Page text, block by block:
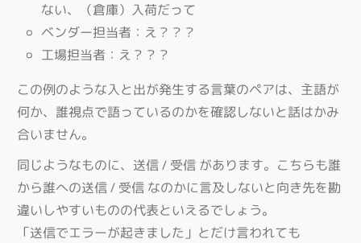
ない、（倉庫）入荷だって
ベンダー担当者：え？？？
工場担当者：え？？？
この例のような入と出が発生する言葉のペアは、主語が
何か、誰視点で語っているのかを確認しないと話はかみ
合いません。
同じようなものに、送信 / 受信 があります。こちらも誰
から誰への送信 / 受信 なのかに言及しないと向き先を勘
違いしやすいものの代表といえるでしょう。
「送信でエラーが起きました」とだけ言われても